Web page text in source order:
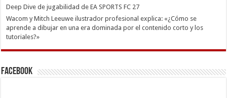
Deep Dive de jugabilidad de EA SPORTS FC 27
Wacom y Mitch Leeuwe ilustrador profesional explica: «¿Cómo se
aprende a dibujar en una era dominada por el contenido corto y los
tutoriales?»
Facebook